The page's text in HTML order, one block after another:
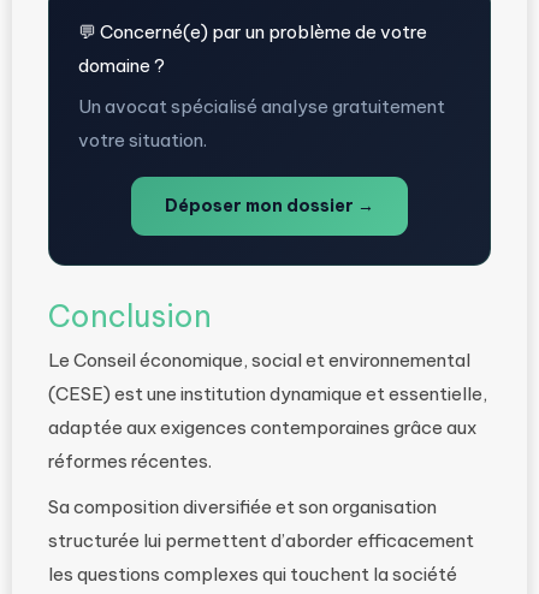
💬 Concerné(e) par un problème de votre
domaine ?
Un avocat spécialisé analyse gratuitement
votre situation.
Déposer mon dossier →
Conclusion
Le Conseil économique, social et environnemental
(CESE) est une institution dynamique et essentielle,
adaptée aux exigences contemporaines grâce aux
réformes récentes.
Sa composition diversifiée et son organisation
structurée lui permettent d’aborder efficacement
les questions complexes qui touchent la société